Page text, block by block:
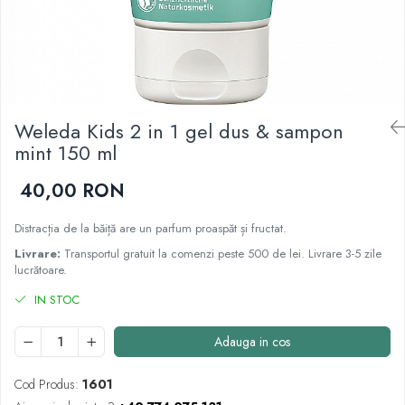
Fitoterapie
Aromaterapie
Gemoterapie
Plante medicinale
Tincturi
Minerale și Oligoelemente
Argilă
Calciu
Electroliți
Fier
Magneziu
Multiminerale
Weleda Kids 2 in 1 gel dus & sampon
mint 150 ml
40,00 RON
Distracția de la băiță are un parfum proaspăt și fructat.
Livrare: Transportul gratuit la comenzi peste 500 de lei. Livrare 3-5 zile
lucrătoare.
IN STOC
Adauga in cos
Cod Produs: 1601